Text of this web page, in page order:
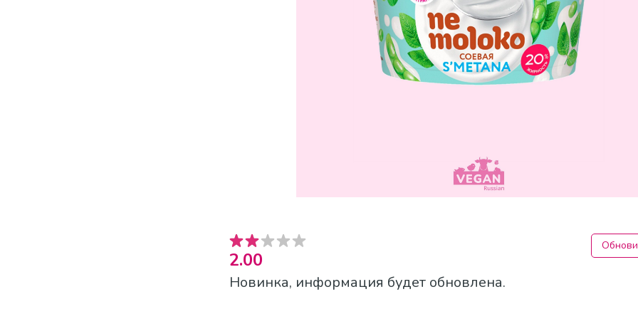
2.00
Новинка, информация будет обновлена.